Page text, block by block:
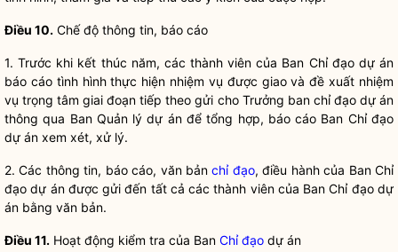
Điều 10. Chế độ thông tin, báo cáo
1. Trước khi kết thúc năm, các thành viên của Ban Chỉ đạodự án
báo cáo tình hình thực hiện nhiệm vụ được giao và đề xuất nhiệm
vụ trọng tâm giai đoạn tiếp theo gửi cho Trưởng ban chỉ đạodự án
thông qua Ban Quản lý dự án để tổng hợp, báo cáo Ban Chỉ đạo
dự án xem xét, xử lý.
2. Các thông tin, báo cáo, văn bảnchỉ đạo, điều hành của BanChỉ
đạo dự án được gửi đến tất cả các thành viên của BanChỉ đạodự
án bằng văn bản.
Điều 11. Hoạt động kiểm tra của Ban Chỉ đạo dự án